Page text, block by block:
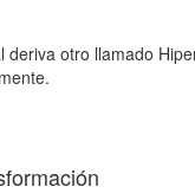
otro llamado